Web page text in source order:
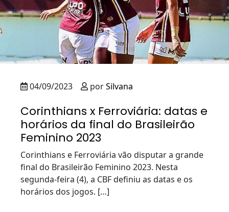
04/09/2023 porSilvana
Corinthians x Ferroviária: datas e
horários da final do Brasileirão
Feminino 2023
Corinthians e Ferroviária vão disputar a grande
final do Brasileirão Feminino 2023. Nesta
segunda-feira (4), a CBF definiu as datas e os
horários dos jogos. […]